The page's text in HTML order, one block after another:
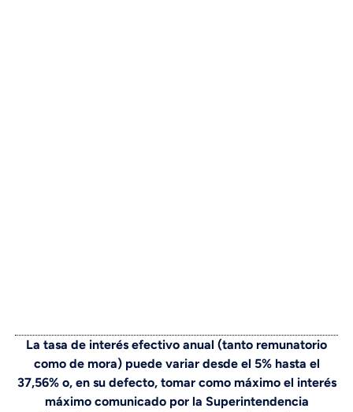
La tasa de interés efectivo anual (tanto remunatorio
como de mora) puede variar desde el 5% hasta el
37,56% o, en su defecto, tomar como máximo el interés
máximo comunicado por la Superintendencia